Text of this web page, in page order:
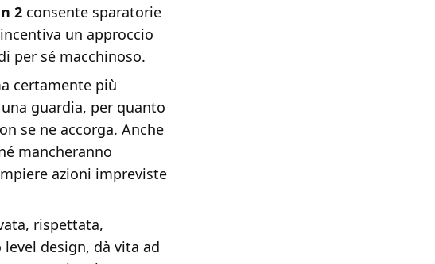
2 consente sparatorie
un approccio
per sé macchinoso.
certamente più
guardia, per quanto
se ne accorga. Anche
mancheranno
azioni impreviste
rispettata,
design, dà vita ad